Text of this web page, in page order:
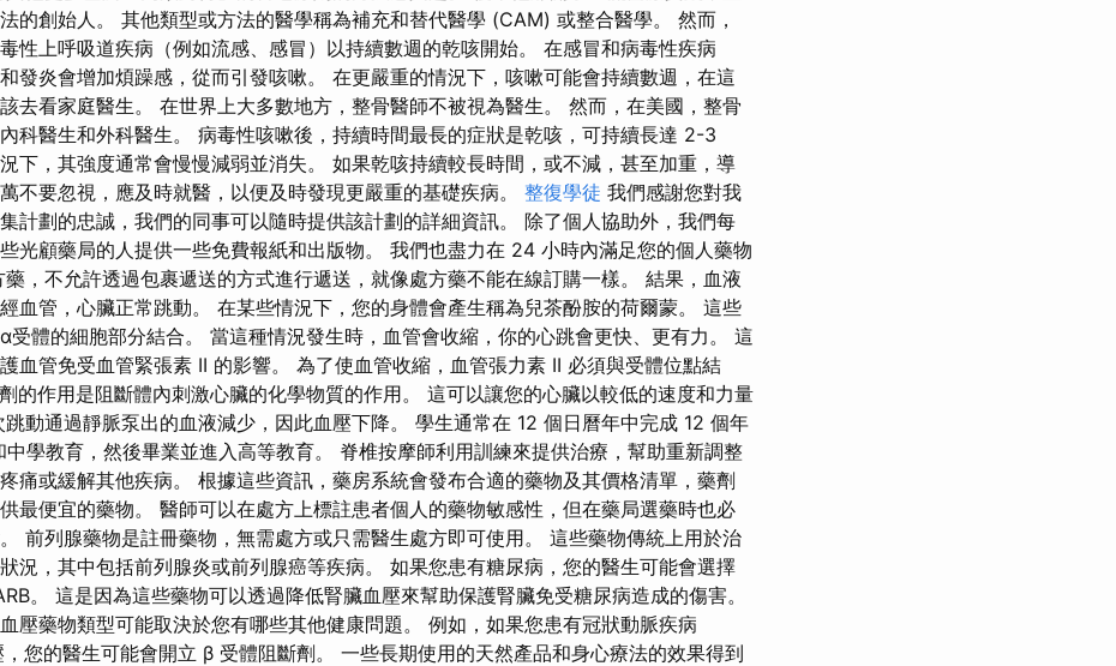
的創始人。 其他類型或方法的醫學稱為補充和替代醫學 (CAM) 或整合醫學。 然而，
性上呼吸道疾病（例如流感、感冒）以持續數週的乾咳開始。 在感冒和病毒性疾病
發炎會增加煩躁感，從而引發咳嗽。 在更嚴重的情況下，咳嗽可能會持續數週，在這
去看家庭醫生。 在世界上大多數地方，整骨醫師不被視為醫生。 然而，在美國，整骨
科醫生和外科醫生。 病毒性咳嗽後，持續時間最長的症狀是乾咳，可持續長達 2-3
下，其強度通常會慢慢減弱並消失。 如果乾咳持續較長時間，或不減，甚至加重，導
不要忽視，應及時就醫，以便及時發現更嚴重的基礎疾病。 整復學徒 我們感謝您對我
計劃的忠誠，我們的同事可以隨時提供該計劃的詳細資訊。 除了個人協助外，我們每
光顧藥局的人提供一些免費報紙和出版物。 我們也盡力在 24 小時內滿足您的個人藥物
，不允許透過包裹遞送的方式進行遞送，就像處方藥不能在線訂購一樣。 結果，血液
血管，心臟正常跳動。 在某些情況下，您的身體會產生稱為兒茶酚胺的荷爾蒙。 這些
受體的細胞部分結合。 當這種情況發生時，血管會收縮，你的心跳會更快、更有力。 這
血管免受血管緊張素 II 的影響。 為了使血管收縮，血管張力素 II 必須與受體位點結
的作用是阻斷體內刺激心臟的化學物質的作用。 這可以讓您的心臟以較低的速度和力量
動通過靜脈泵出的血液減少，因此血壓下降。 學生通常在 12 個日曆年中完成 12 個年
學教育，然後畢業並進入高等教育。 脊椎按摩師利用訓練來提供治療，幫助重新調整
痛或緩解其他疾病。 根據這些資訊，藥房系統會發布合適的藥物及其價格清單，藥劑
最便宜的藥物。 醫師可以在處方上標註患者個人的藥物敏感性，但在藥局選藥時也必
前列腺藥物是註冊藥物，無需處方或只需醫生處方即可使用。 這些藥物傳統上用於治
況，其中包括前列腺炎或前列腺癌等疾病。 如果您患有糖尿病，您的醫生可能會選擇
。 這是因為這些藥物可以透過降低腎臟血壓來幫助保護腎臟免受糖尿病造成的傷害。
壓藥物類型可能取決於您有哪些其他健康問題。 例如，如果您患有冠狀動脈疾病
您的醫生可能會開立 β 受體阻斷劑。 一些長期使用的天然產品和身心療法的效果得到